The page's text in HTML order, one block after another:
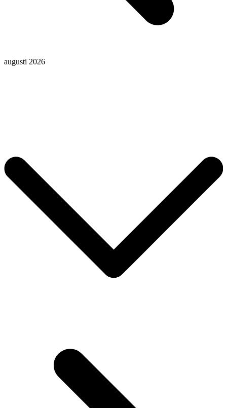
augusti 2026